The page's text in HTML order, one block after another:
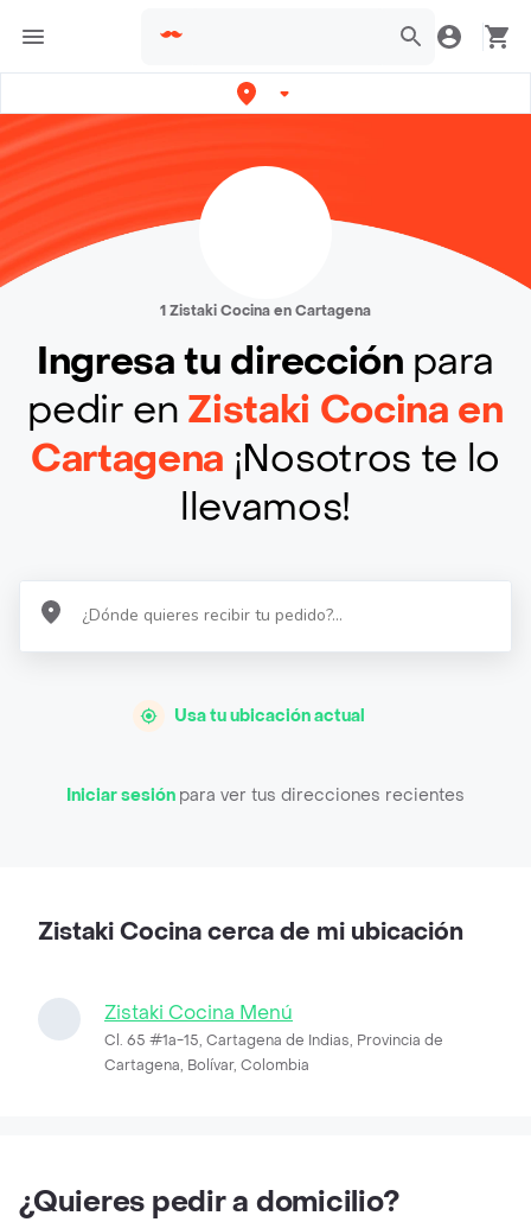
1 Zistaki Cocina en Cartagena
Ingresa tu dirección para
pedir en Zistaki Cocina en
Cartagena ¡Nosotros te lo
llevamos!
Usa tu ubicación actual
Iniciar sesión para ver tus direcciones recientes
Zistaki Cocina cerca de mi ubicación
Zistaki Cocina Menú
Cl. 65 #1a-15, Cartagena de Indias, Provincia de
Cartagena, Bolívar, Colombia
¿Quieres pedir a domicilio?